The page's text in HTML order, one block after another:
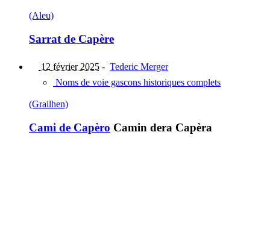
(Aleu)
Sarrat de Capère
12 février 2025 - Tederic Merger
Noms de voie gascons historiques complets
(Grailhen)
Cami de Capèro Camin dera Capèra